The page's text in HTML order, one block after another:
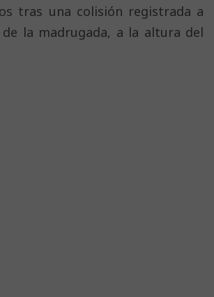
tras una colisión registrada a
de la madrugada, a la altura del